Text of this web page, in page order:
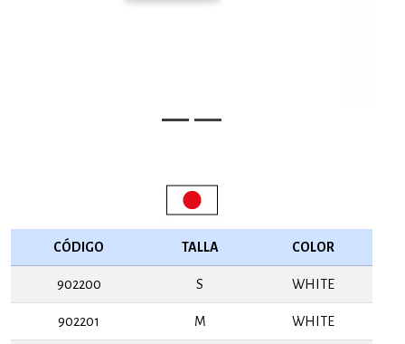
CÓDIGO TALLA COLOR
902200 S WHITE
902201 M WHITE